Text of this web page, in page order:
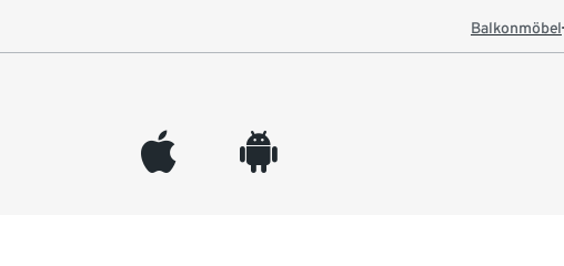
Balkonmöbel
appleinc android